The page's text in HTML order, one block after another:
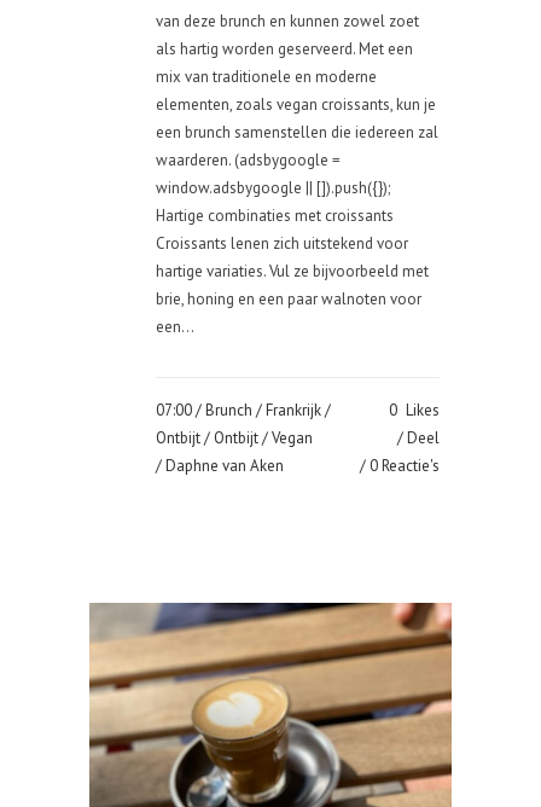
van deze brunch en kunnen zowel zoet
als hartig worden geserveerd. Met een
mix van traditionele en moderne
elementen, zoals vegan croissants, kun je
een brunch samenstellen die iedereen zal
waarderen. (adsbygoogle =
window.adsbygoogle || []).push({});
Hartige combinaties met croissants
Croissants lenen zich uitstekend voor
hartige variaties. Vul ze bijvoorbeeld met
brie, honing en een paar walnoten voor
een...
07:00 /Brunch /Frankrijk/
Ontbijt/ Ontbijt/Vegan
/ Daphne van Aken
0 Likes
Deel
0 Reactie's